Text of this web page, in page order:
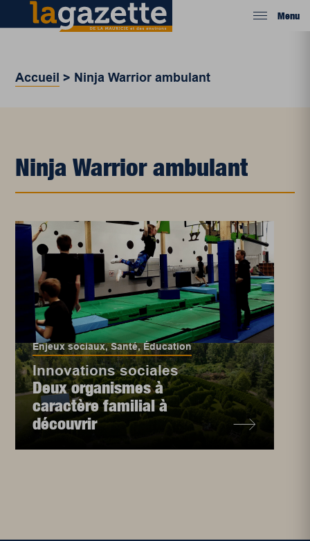
Menu
Accueil > Ninja Warrior ambulant
Ninja Warrior ambulant
Enjeux sociaux,Santé,Éducation
Innovations sociales
Deux organismes à
caractère familial à
découvrir